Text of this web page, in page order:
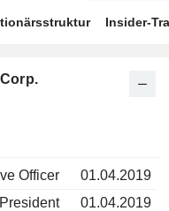
Insider-
Officer
01.04.2019
President
01.04.2019